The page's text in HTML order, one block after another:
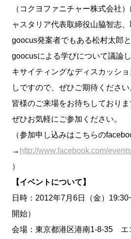
（コクヨファニチャー株式会社
ャスタリア代表取締役山脇智志
goocus発案者でもある松村太郎
goocusによる学びについて議論
キサイティングなディスカッシ
しですので、ぜひご期待ください
皆様のご来場をお待ちしておりま
ぜひお気軽にご参加ください。
（参加申し込みはこちらの
→ http://www.facebook.com/
）
【イベントについて】
日時：2012年7月6日（金）
開始）
会場：東京都港区港南1-8-35 エ